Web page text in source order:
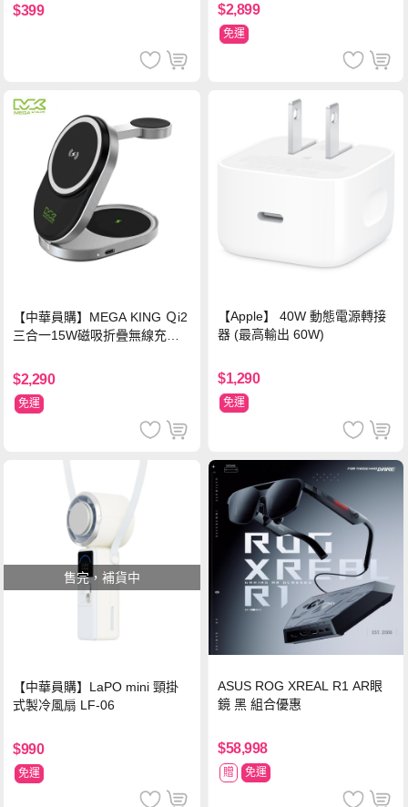
$399 $2,899
免運
【中華員購】MEGA KING Ｑi2
三合一15W磁吸折疊無線充電
$2,290
免運
【Apple】 40W 動態電源轉接
器 (最高輸出 60W)
$1,290
免運
售完，補貨中
【中華員購】LaPO mini 頸掛
式製冷風扇 LF-06
$990
免運
ASUS ROG XREAL R1 AR眼
鏡 黑 組合優惠
$58,998
贈 免運